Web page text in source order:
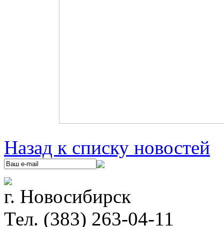
Назад к списку новостей
г. Новосибирск
Тел. (383) 263-04-11